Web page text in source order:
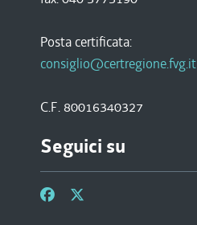
Posta certificata:
consiglio@certregione.fvg.it
C.F. 80016340327
Seguici su